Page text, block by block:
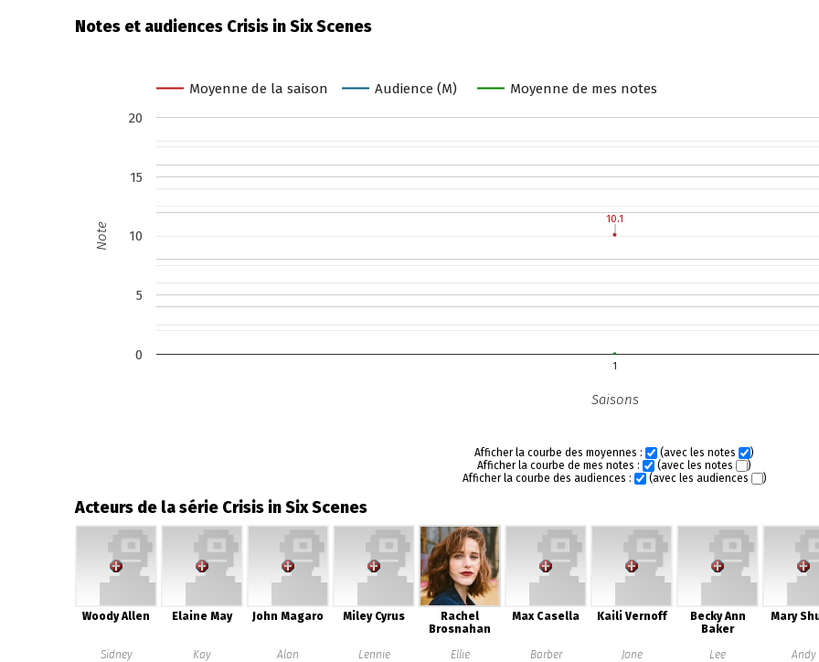
Notes et audiences Crisis in Six Scenes
Moyenne de la saison Audience (M) Moyenne de mes notes
1
0
5
10
15
20
10.1
10.1
Saisons
Note
Afficher la courbe des moyennes : (avec les notes
)
Afficher la courbe de mes notes :
(avec les notes
)
Afficher la courbe des audiences :
(avec les audiences )
Acteurs de la série Crisis in Six Scenes
Woody Allen
Sidney
Elaine May
Kay
John Magaro
Alan
Miley Cyrus
Lennie
Rachel
Brosnahan
Ellie
Max Casella
Barber
Kaili Vernoff
Jane
Becky Ann
Baker
Lee
Mary
Andy